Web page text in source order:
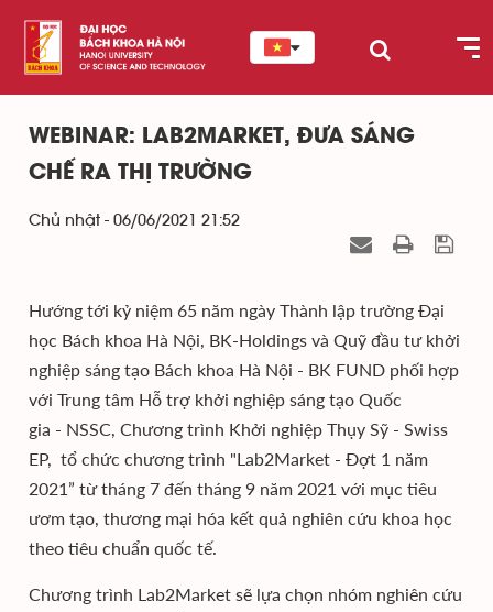
WEBINAR: LAB2MARKET, ĐƯA SÁNG
CHẾ RA THỊ TRƯỜNG
Chủ nhật - 06/06/2021 21:52
Hướng tới kỷ niệm 65 năm ngày Thành lập trường Đại
học Bách khoa Hà Nội, BK-Holdings và Quỹ đầu tư khởi
nghiệp sáng tạo Bách khoa Hà Nội - BK FUND phối hợp
với Trung tâm Hỗ trợ khởi nghiệp sáng tạo Quốc
gia - NSSC, Chương trình Khởi nghiệp Thụy Sỹ - Swiss
EP, tổ chức chương trình "Lab2Market - Đợt 1 năm
2021” từ tháng 7 đến tháng 9 năm 2021 với mục tiêu
ươm tạo, thương mại hóa kết quả nghiên cứu khoa học
theo tiêu chuẩn quốc tế.
Chương trình Lab2Market sẽ lựa chọn nhóm nghiên cứu